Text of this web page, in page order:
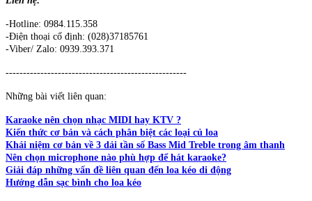
-Hotline: 0984.115.358
-Điện thoại cố định: (028)37185761
-Viber/ Zalo: 0939.393.371
----------------------------------------------------
Những bài viết liên quan:
Karaoke nên chọn nhạc MIDI hay KTV ?
Kiến thức cơ bản và cách phân biệt các loại củ loa
Khái niệm cơ bản về 3 dải tần số Bass Mid Treble trong âm thanh
Nên chọn microphone nào phù hợp để hát karaoke?
Giải đáp những vấn đề liên quan đến loa kéo di động
Hướng dẫn sạc bình cho loa kéo